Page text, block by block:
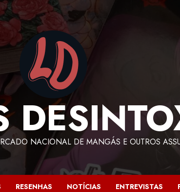
NACIONAL DE MANGÁS E OUTROS
RESENHAS NOTÍCIAS ENTREVISTAS